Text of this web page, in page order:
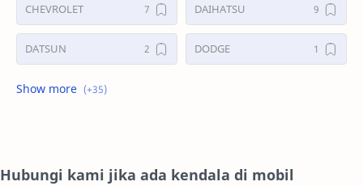
CHEVROLET DAIHATSU
DATSUN DODGE
FORD
INTERNET ISUZU
Hubungi kami jika ada kendala di mobil